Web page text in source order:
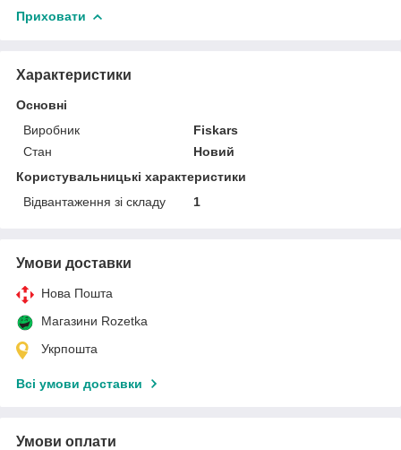
Приховати
Характеристики
Основні
Виробник
Fiskars
Стан
Новий
Користувальницькі характеристики
Відвантаження зі складу
1
Умови доставки
Нова Пошта
Магазини Rozetka
Укрпошта
Всі умови доставки
Умови оплати